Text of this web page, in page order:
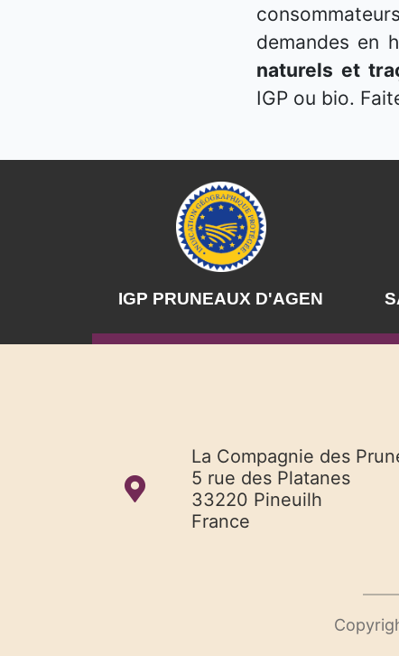
demandes en
naturels et
IGP ou bio.
IGP PRUNEAUX D'AGEN
La Compagnie des
5 rue des Platanes
33220 Pineuilh
France